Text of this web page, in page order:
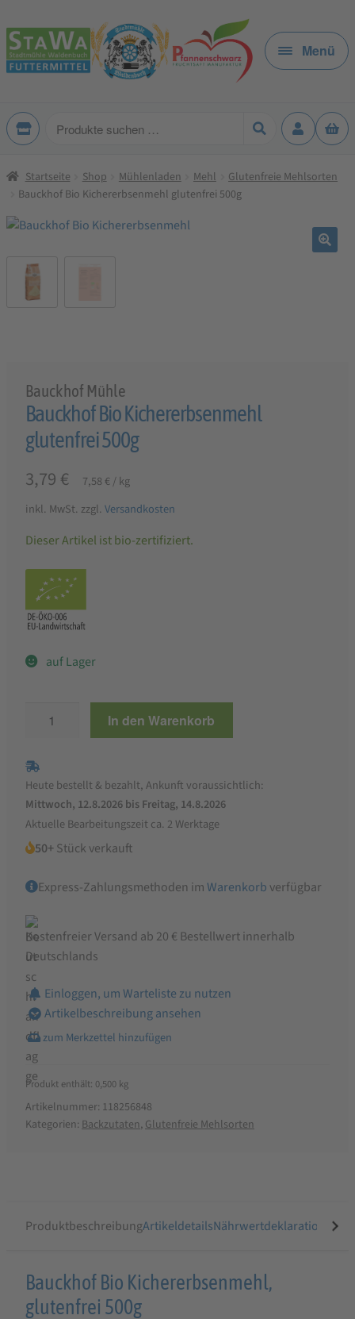
Zur
Navigation
springen
Zum
Inhalt
springen
Menü
Produkte
Startseite Shop Mühlenladen Mehl
Glutenfreie Mehlsorten
Bauckhof Bio Kichererbsenmehl glutenfrei 500g
Bauckhof Mühle
Bauckhof Bio Kichererbsenmehl
glutenfrei 500g
3,79 € 7,58 € /kg
inkl. MwSt. zzgl. Versandkosten
Dieser Artikel ist bio-zertifiziert.
auf Lager
glutenfrei
500g
Menge
In den Warenkorb
Heute bestellt & bezahlt, Ankunft voraussichtlich:
Mittwoch, 12.8.2026 bis Freitag, 14.8.2026
Aktuelle Bearbeitungszeit ca. 2 Werktage
50+Stück verkauft
Express-Zahlungsmethoden imWarenkorb verfügbar
Kostenfreier Versand ab 20 € Bestellwert innerhalb
Deutschlands
Einloggen, um Warteliste zu nutzen
Artikelbeschreibung ansehen
Produkt enthält: 0,500 kg
Artikelnummer: 118256848
Kategorien: Backzutaten, Glutenfreie Mehlsorten
ProduktbeschreibungArtikeldetailsNährwertdeklaration
Produktbeschreibung
für
Bauckhof Bio Kichererbsenmehl,
glutenfrei 500g